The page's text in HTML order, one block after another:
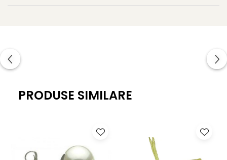
Dimensiune perle: 7–8 mm
Montură: argint 925, prindere tip șurub
Greutate: aprox. 1.20 g / pereche
PRODUSE SIMILARE